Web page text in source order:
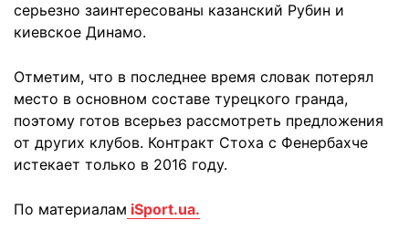
серьезно заинтересованы казанский Рубин и
киевское Динамо.
Отметим, что в последнее время словак потерял
место в основном составе турецкого гранда,
поэтому готов всерьез рассмотреть предложения
от других клубов. Контракт Стоха с Фенербахче
истекает только в 2016 году.
По материалам iSport.ua.